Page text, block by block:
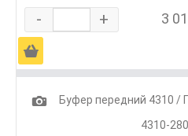
- + 3
Ä
1
Буфер передний 4310 /
4310-